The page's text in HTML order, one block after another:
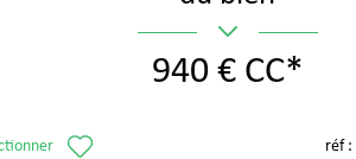
940 € CC*
réf :